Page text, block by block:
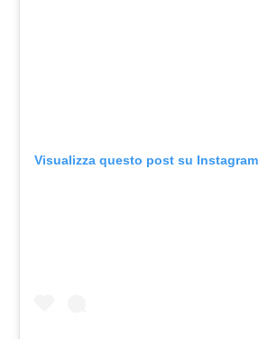
Visualizza questo post su Instagram